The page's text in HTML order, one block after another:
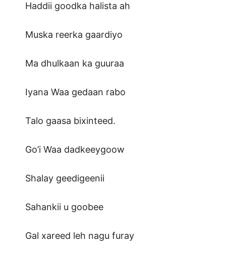
Haddii goodka halista ah
Muska reerka gaardiyo
Ma dhulkaan ka guuraa
Iyana Waa gedaan rabo
Talo gaasa bixinteed.
Go’i Waa dadkeeygoow
Shalay geedigeenii
Sahankii u goobee
Gal xareed leh nagu furay